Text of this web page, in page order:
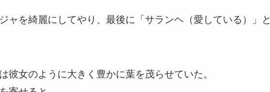
ャを綺麗にしてやり、最後に「サランヘ（愛している）」と
彼女のように大きく豊かに葉を茂らせていた。